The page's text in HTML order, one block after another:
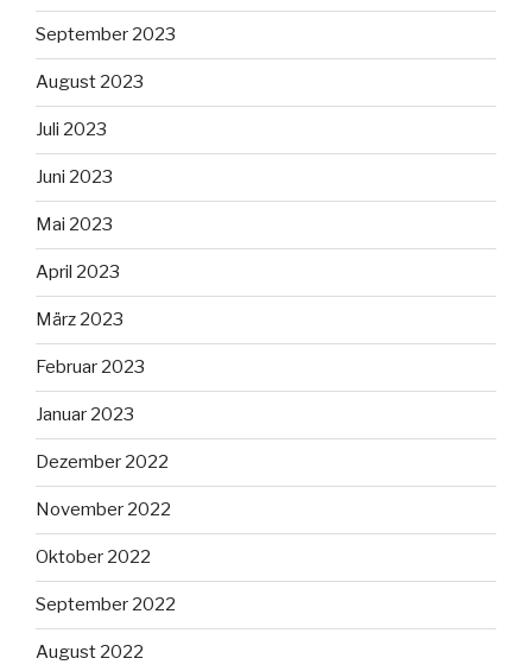
September 2023
August 2023
Juli 2023
Juni 2023
Mai 2023
April 2023
März 2023
Februar 2023
Januar 2023
Dezember 2022
November 2022
Oktober 2022
September 2022
August 2022